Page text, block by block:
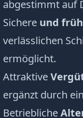
abgestimmt auf
Sichere und
verlässlichen
ermöglicht.
Attraktive
ergänzt durch
Betriebliche